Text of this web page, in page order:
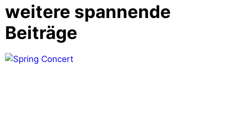
weitere spannende
Beiträge